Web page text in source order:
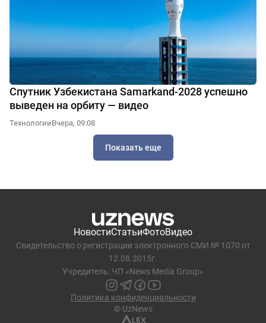
Спутник Узбекистана Samarkand-2028 успешно
выведен на орбиту — видео
ТехнологииВчера, 09:08
Показать еще
НовостиСтатьиФотоВидео
Свидетельство о регистрации электронного СМИ № 1070 от
12.08.2015г.
Учредитель: ЧП «News Media Group»
Политика конфиденциальности
© UzNews